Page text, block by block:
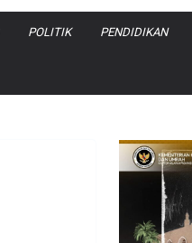
POLITIK PENDIDIKAN